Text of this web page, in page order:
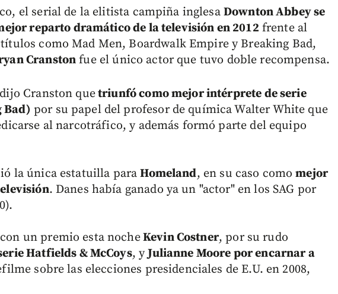
el serial de la elitista campiña inglesa Downton Abbey se
reparto dramático de la televisión en 2012 frente al
como Mad Men, Boardwalk Empire y Breaking Bad,
Cranston fue el único actor que tuvo doble recompensa.
Cranston quetriunfó como mejor intérprete de serie
Bad) por su papel del profesor de química Walter White que
al narcotráfico, y además formó parte del equipo
la única estatuilla paraHomeland, en su caso comomejor
. Danes había ganado ya un "actor" en los SAG por
un premio esta nocheKevin Costner, por su rudo
Hatfields & McCoys, yJulianne Moore por encarnar a
sobre las elecciones presidenciales de E.U. en 2008,